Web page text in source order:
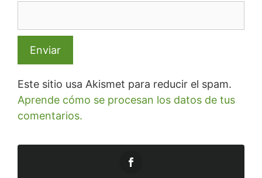
Este sitio usa Akismet para reducir el spam.
Aprende cómo se procesan los datos de tus
comentarios.